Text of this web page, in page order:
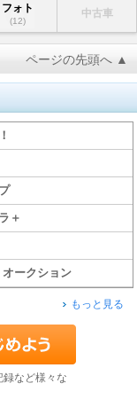
フォト
(12)
中古車
ページの先頭へ ▲
＋
オークション
もっと見る
録など様々な